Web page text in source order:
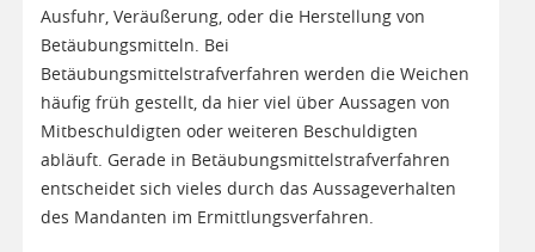
Ausfuhr, Veräußerung, oder die Herstellung von
Betäubungsmitteln. Bei
Betäubungsmittelstrafverfahren werden die Weichen
häufig früh gestellt, da hier viel über Aussagen von
Mitbeschuldigten oder weiteren Beschuldigten
abläuft. Gerade in Betäubungsmittelstrafverfahren
entscheidet sich vieles durch das Aussageverhalten
des Mandanten im Ermittlungsverfahren.